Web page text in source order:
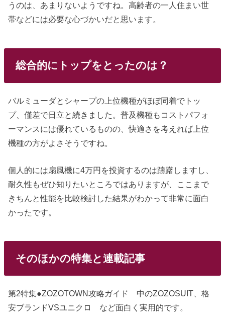
うのは、あまりないようですね。高齢者の一人住まい世
帯などには必要な心づかいだと思います。
総合的にトップをとったのは？
バルミューダとシャープの上位機種がほぼ同着でトッ
プ、僅差で日立と続きました。普及機種もコストパフォ
ーマンスには優れているものの、快適さを考えれば上位
機種の方がよさそうですね。
個人的には扇風機に4万円を投資するのは躊躇しますし、
耐久性もぜひ知りたいところではありますが、ここまで
きちんと性能を比較検討した結果がわかって非常に面白
かったです。
そのほかの特集と連載記事
第2特集●ZOZOTOWN攻略ガイド 中のZOZOSUIT、格
安ブランドVSユニクロ など面白く実用的です。